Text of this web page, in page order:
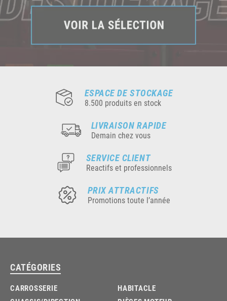
ESPACE DE STOCKAGE
8.500 produits en stock
LIVRAISON RAPIDE
Demain chez vous
SERVICE CLIENT
Reactifs et professionnels
PRIX ATTRACTIFS
Promotions toute l’année
CATÉGORIES
CARROSSERIE
HABITACLE